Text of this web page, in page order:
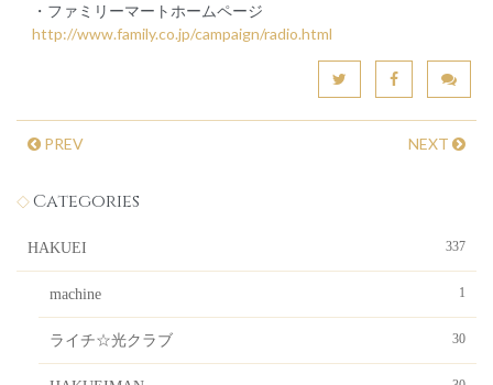
・ファミリーマートホームページ
http://www.family.co.jp/campaign/radio.html
PREV NEXT
Categories
HAKUEI 337
machine 1
ライチ☆光クラブ 30